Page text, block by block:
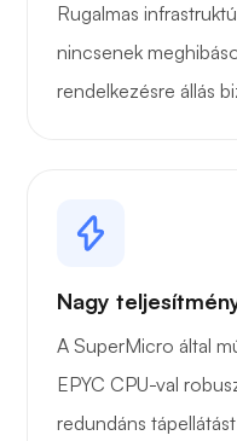
Rugalmas
nincsenek
rendelkezésre állás
Nagy
A SuperMicro által
EPYC CPU-val
redundáns